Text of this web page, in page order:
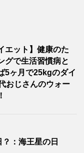
エット】健康のた
グで生活習慣病と
5ヶ月で25kgのダイ
おじさんのウォー
：海王星の日